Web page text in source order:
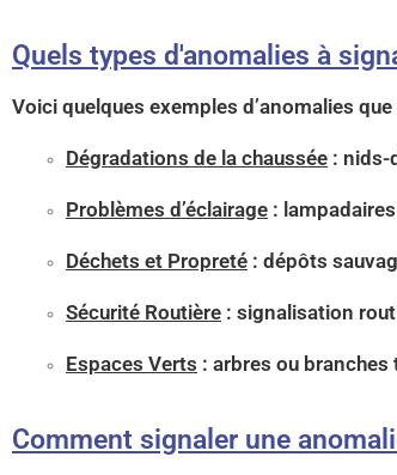
Quels types d'anomalies à
Voici quelques exemples d’anomalies
Dégradations de la chaussée : nids-
Problèmes d’éclairage :
Déchets et Propreté : dépôts
Sécurité Routière : signalisation
Espaces Verts : arbres ou
Comment signaler une